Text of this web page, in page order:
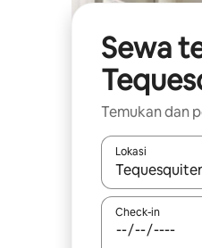
Sewa
Temukan dan
Lokasi
Jika hasil
Check-in